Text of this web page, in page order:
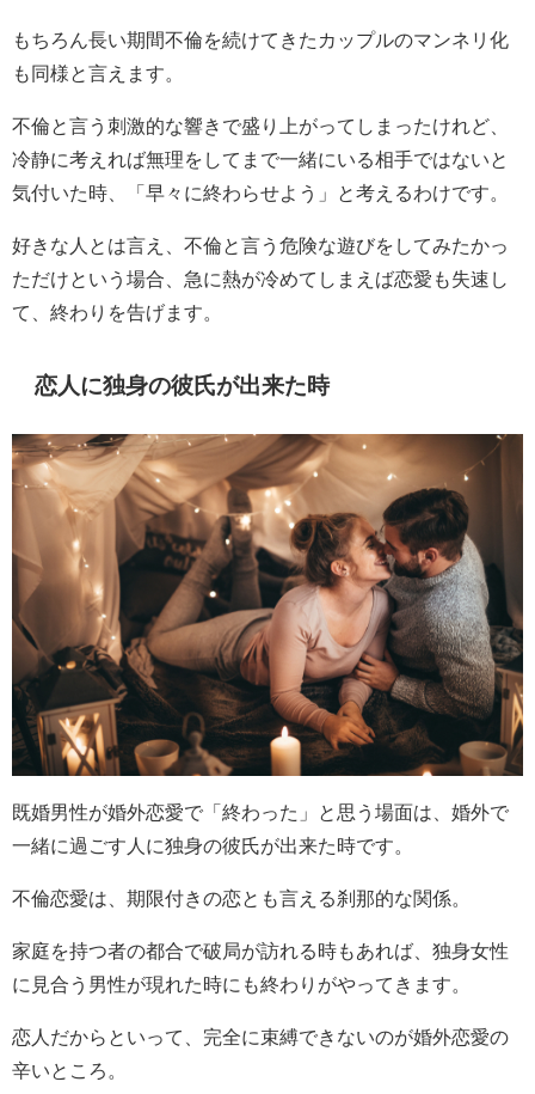
もちろん長い期間不倫を続けてきたカップルのマンネリ化
も同様と言えます。
不倫と言う刺激的な響きで盛り上がってしまったけれど、
冷静に考えれば無理をしてまで一緒にいる相手ではないと
気付いた時、「早々に終わらせよう」と考えるわけです。
好きな人とは言え、不倫と言う危険な遊びをしてみたかっ
ただけという場合、急に熱が冷めてしまえば恋愛も失速し
て、終わりを告げます。
恋人に独身の彼氏が出来た時
既婚男性が婚外恋愛で「終わった」と思う場面は、婚外で
一緒に過ごす人に独身の彼氏が出来た時です。
不倫恋愛は、期限付きの恋とも言える刹那的な関係。
家庭を持つ者の都合で破局が訪れる時もあれば、独身女性
に見合う男性が現れた時にも終わりがやってきます。
恋人だからといって、完全に束縛できないのが婚外恋愛の
辛いところ。